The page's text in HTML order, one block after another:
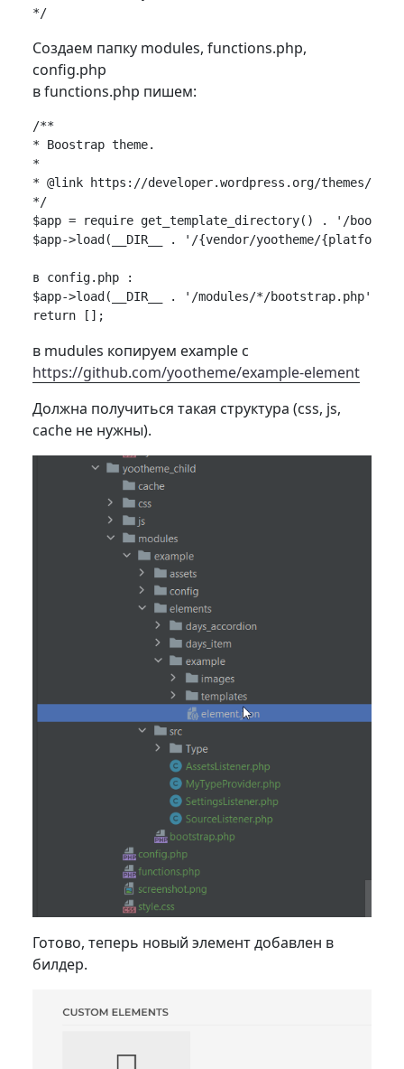
Создаем папку modules, functions.php,
config.php
в functions.php пишем:
/**
* Boostrap theme.
*
* @link https://developer.wordpress.org/themes/
*/
$app = require get_template_directory() . '/
$app->load(__DIR__ . '/{vendor/yootheme/
в config.php :
$app->load(__DIR__ . '/modules/*/bootstrap.php');
в mudules копируем example с
https://github.com/yootheme/example-element
Должна получиться такая структура (css, js,
cache не нужны).
Готово, теперь новый элемент добавлен в
билдер.